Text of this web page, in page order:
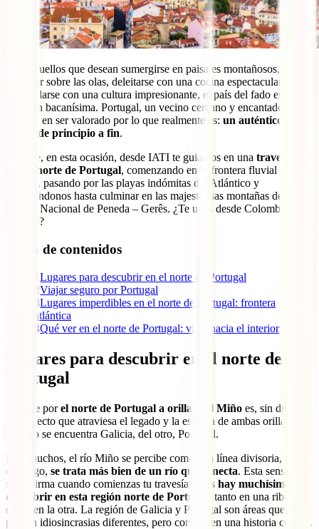
Para aquellos que desean sumergirse en paisajes montañosos,
cabalgar sobre las olas, deleitarse con una cocina espectacular y
maravillarse con una cultura impresionante, el país del fado es una
elección bacanísima. Portugal, un vecino cercano y encantador, ha
tardado en ser valorado por lo que realmente es: un auténtico
tesoro de principio a fin.
Así que, en esta ocasión, desde IATI te guiamos en una travesía
por el norte de Portugal, comenzando en la frontera fluvial con
Galicia, pasando por las playas indómitas del Atlántico y
adentrándonos hasta culminar en las majestuosas montañas del
Parque Nacional de Peneda – Gerês. ¿Te unes desde Colombia,
parcero?
Tabla de contenidos
Lugares para descubrir en el norte de Portugal
2Viajar seguro por Portugal
3Lugares imperdibles en el norte de Portugal: frontera
atlántica
4Qué ver en el norte de Portugal: viaje hacia el interior
Lugares para descubrir en el norte de
Portugal
El viaje porel norte de Portugal a orillas del Miño es, sin duda,
un trayecto que atraviesa el legado y la esencia de ambas orillas. De
un lado se encuentra Galicia, del otro, Portugal.
Para muchos, el río Miño se percibe como una línea divisoria, sin
embargo, se trata más bien de un río que conecta. Esta sensación
se reafirma cuando comienzas tu travesía, pues hay muchísimo por
descubrir en esta región norte de Portugal
, tanto en una ribera
como en la otra. La región de Galicia y Portugal son áreas que
poseen idiosincrasias diferentes, pero comparten una historia común.